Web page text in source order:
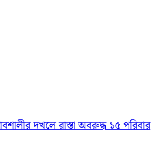
দখলে রাস্তা অবরুদ্ধ ১৫ পরিবার